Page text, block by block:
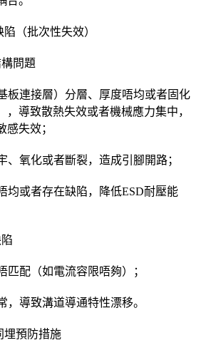
陷（批次性失效）
問題
板連接層）分層、厚度唔均或者固化
，導致散熱失效或者機械應力集中，
感失效；
、氧化或者斷裂，造成引腳開路；
均或者存在缺陷，降低ESD耐壓能
匹配（如電流容限唔夠）；
，導致溝道導通特性漂移。
埋預防措施